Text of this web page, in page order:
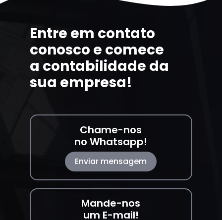
Entre em contato
conosco e comece
a contabilidade da
sua empresa!
Chame-nos
no Whatsapp!
Enviar mensagem
Mande-nos
um E-mail!